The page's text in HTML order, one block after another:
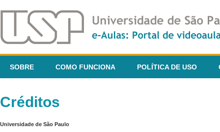
SOBRE COMO FUNCIONA POLÍTICA DE USO
Créditos
Universidade de São Paulo